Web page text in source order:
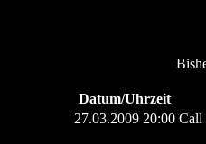
Datum/Uhrzeit
27.03.2009 20:00 Call